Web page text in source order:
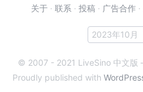
关于 · 联系 · 投稿 · 广告合作 ·
© 2007 - 2021 LiveSino 中文版
Proudly published with